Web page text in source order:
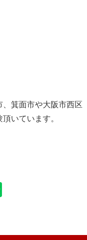
箕面市や大阪市西区
いています。